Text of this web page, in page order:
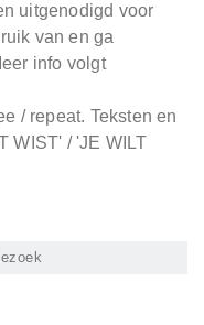
uitgenodigd voor
van en ga
info volgt
/ repeat. Teksten en
WIST' / 'JE WILT